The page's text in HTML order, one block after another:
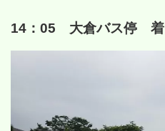
14：05 大倉バス停 着